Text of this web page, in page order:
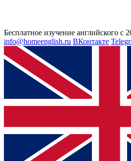
Бесплатное изучение английского с
info@homeenglish.ru ВКонтакте